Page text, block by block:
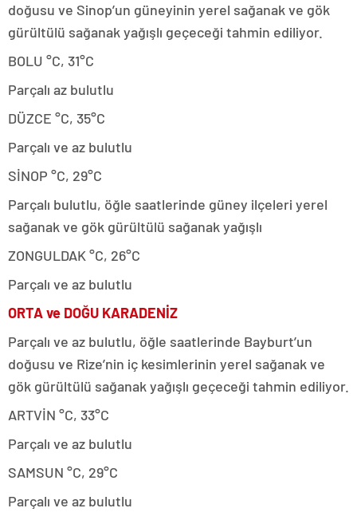
doğusu ve Sinop’un güneyinin yerel sağanak ve gök
gürültülü sağanak yağışlı geçeceği tahmin ediliyor.
BOLU °C, 31°C
Parçalı az bulutlu
DÜZCE °C, 35°C
Parçalı ve az bulutlu
SİNOP °C, 29°C
Parçalı bulutlu, öğle saatlerinde güney ilçeleri yerel
sağanak ve gök gürültülü sağanak yağışlı
ZONGULDAK °C, 26°C
Parçalı ve az bulutlu
ORTA ve DOĞU KARADENİZ
Parçalı ve az bulutlu, öğle saatlerinde Bayburt’un
doğusu ve Rize’nin iç kesimlerinin yerel sağanak ve
gök gürültülü sağanak yağışlı geçeceği tahmin ediliyor.
ARTVİN °C, 33°C
Parçalı ve az bulutlu
SAMSUN °C, 29°C
Parçalı ve az bulutlu